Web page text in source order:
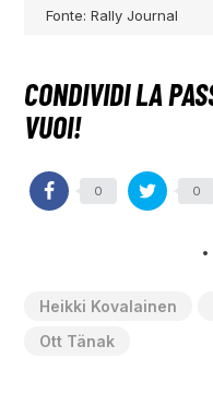
Fonte: Rally Journal
0 0
Heikki Kovalainen
Ott Tänak